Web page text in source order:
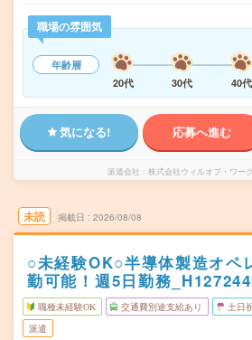
職場の雰囲気
年齢層
20代
30代 40代
気になる! 応募へ進む
派遣会社 株式会社ウィルオブ・ワ
未読 掲載日 2026/08/08
○未経験OK○半導体製造オペ
勤可能！週5日勤務_H127244
職種未経験OK 交通費別途支給あり 土日
派遣